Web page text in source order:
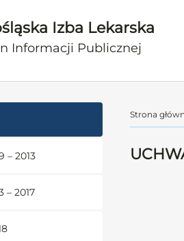
Izba Lekarska
Informacji Publicznej
– 2013
– 2017
Strona